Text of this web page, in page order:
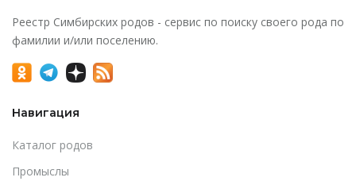
Реестр Симбирских родов - сервис по поиску своего рода по
фамилии и/или поселению.
Навигация
Каталог родов
Промыслы